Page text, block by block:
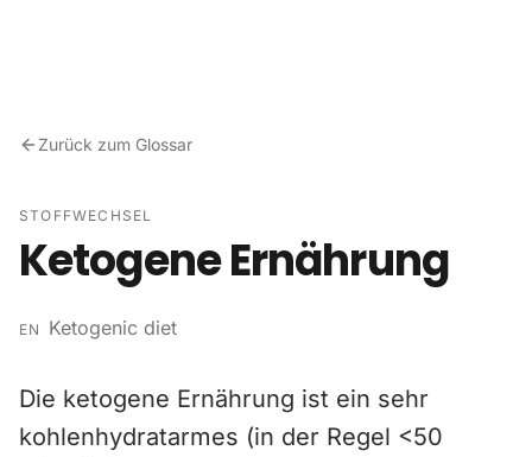
Zurück zum Glossar
STOFFWECHSEL
Ketogene Ernährung
EN Ketogenic diet
Die ketogene Ernährung ist ein sehr
kohlenhydratarmes (in der Regel <50